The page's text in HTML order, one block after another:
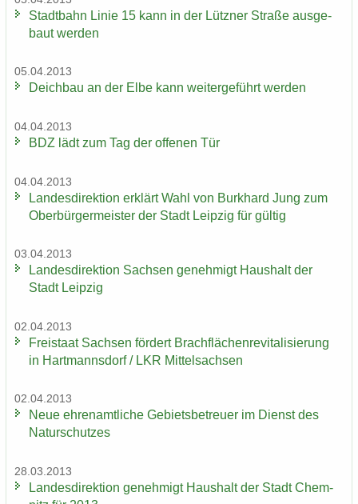
Stadt­bahn Linie 15 kann in der Lütz­ner Stra­ße aus­ge­
baut wer­den
05.04.2013
Deich­bau an der Elbe kann wei­ter­ge­führt wer­den
04.04.2013
BDZ lädt zum Tag der of­fe­nen Tür
04.04.2013
Lan­des­di­rek­ti­on er­klärt Wahl von Burk­hard Jung zum
Ober­bür­ger­meis­ter der Stadt Leip­zig für gül­tig
03.04.2013
Lan­des­di­rek­ti­on Sach­sen ge­neh­migt Haus­halt der
Stadt Leip­zig
02.04.2013
Frei­staat Sach­sen för­dert Brach­flä­chen­re­vi­ta­li­sie­rung
in Hart­manns­dorf / LKR Mit­tel­sach­sen
02.04.2013
Neue eh­ren­amt­li­che Ge­biets­be­treu­er im Dienst des
Na­tur­schut­zes
28.03.2013
Lan­des­di­rek­ti­on ge­neh­migt Haus­halt der Stadt Chem­